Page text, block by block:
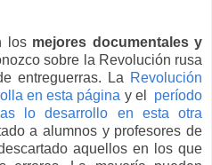
los mejores documentales y
sobre la Revolución rusa
entreguerras.
La Revolución
en esta página y el período
lo desarrollo en esta otra
a alumnos y profesores de
aquellos en los que